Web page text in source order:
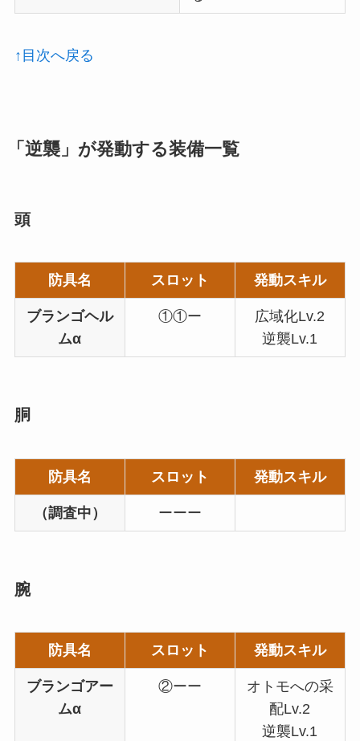
↑目次へ戻る
「逆襲」が発動する装備一覧
頭
防具名 スロット 発動スキル
ブランゴヘル
ムα
①①ー
広域化Lv.2
逆襲Lv.1
胴
防具名 スロット 発動スキル
（調査中） ーーー
腕
防具名 スロット 発動スキル
ブランゴアー
ムα
②ーー
オトモへの采
配Lv.2
逆襲Lv.1